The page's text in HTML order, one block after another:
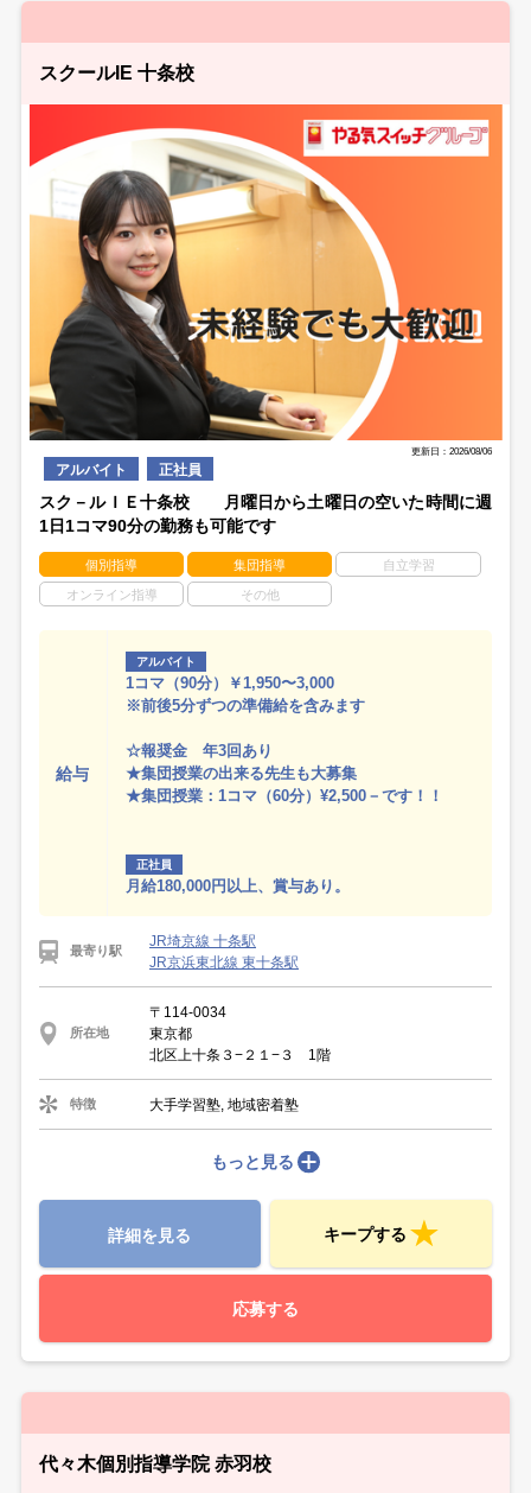
スクールIE 十条校
更新日：2026/08/06
アルバイト 正社員
スク－ルＩＥ十条校 月曜日から土曜日の空いた時間に週
1日1コマ90分の勤務も可能です
個別指導 集団指導 自立学習
オンライン指導 その他
給与
アルバイト
1コマ（90分）￥1,950〜3,000
※前後5分ずつの準備給を含みます
☆報奨金 年3回あり
★集団授業の出来る先生も大募集
★集団授業：1コマ（60分）¥2,500－です！！
正社員
月給180,000円以上、賞与あり。
最寄り駅
JR埼京線 十条駅
JR京浜東北線 東十条駅
所在地
〒114-0034
東京都
北区上十条３−２１−３ 1階
特徴 大手学習塾, 地域密着塾
もっと見る
詳細を見る キープする
応募する
代々木個別指導学院 赤羽校